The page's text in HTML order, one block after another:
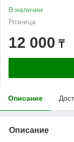
В наличии
Розница
12 000 ₸
Описание
Описание